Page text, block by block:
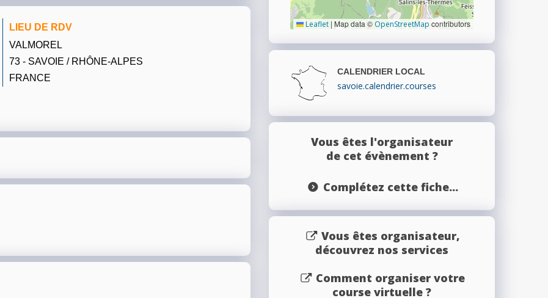
LIEU DE RDV
VALMOREL
73 - SAVOIE / RHÔNE-ALPES
FRANCE
Leaflet | Map data © OpenStreetMapcontributors
CALENDRIER LOCAL
savoie.calendrier.courses
Vous êtes l'organisateur
de cet évènement ?
Complétez cette fiche...
Vous êtes organisateur,
découvrez nos services
Comment organiser votre
course virtuelle ?